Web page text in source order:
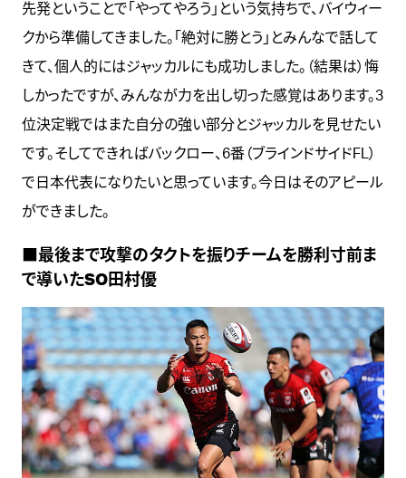
先発ということで「やってやろう」という気持ちで、バイウィー
クから準備してきました。「絶対に勝とう」とみんなで話して
きて、個人的にはジャッカルにも成功しました。（結果は）悔
しかったですが、みんなが力を出し切った感覚はあります。3
位決定戦ではまた自分の強い部分とジャッカルを見せたい
です。そしてできればバックロー、6番（ブラインドサイドFL）
で日本代表になりたいと思っています。今日はそのアピール
ができました。
■最後まで攻撃のタクトを振りチームを勝利寸前ま
で導いたSO田村優